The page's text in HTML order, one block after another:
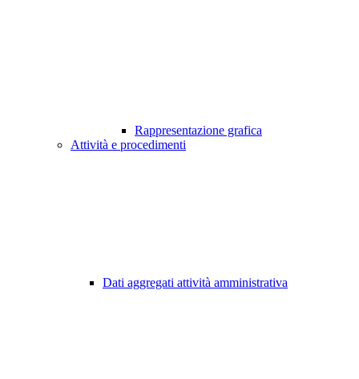
Rappresentazione grafica
Attività e procedimenti
Dati aggregati attività amministrativa